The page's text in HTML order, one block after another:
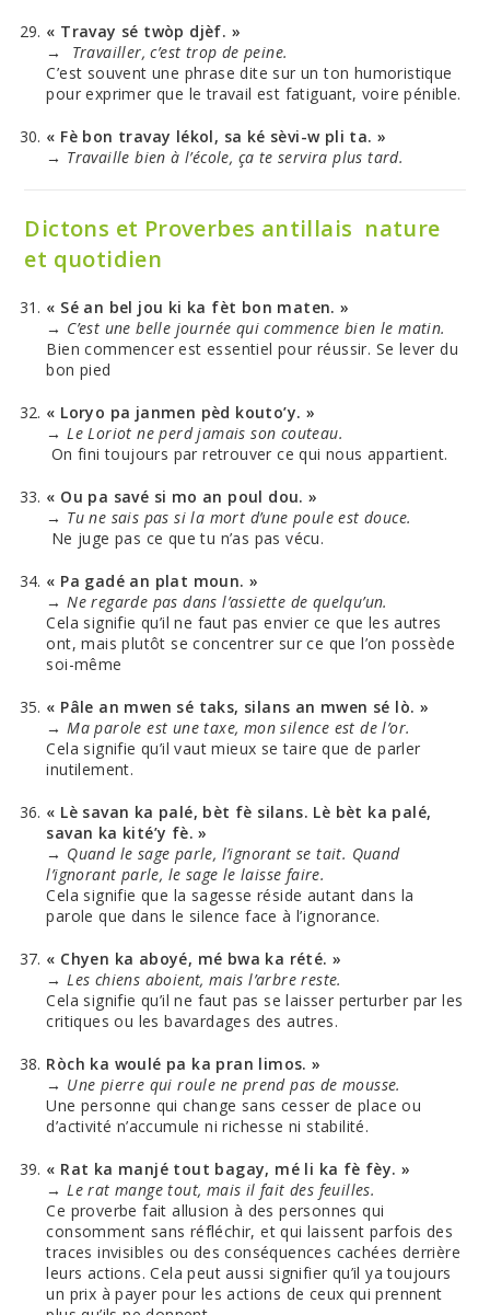
« Travay sé twòp djèf. »
→ Travailler, c’est trop de peine.
C’est souvent une phrase dite sur un ton humoristique
pour exprimer que le travail est fatiguant, voire pénible.
« Fè bon travay lékol, sa ké sèvi-w pli ta. »
→ Travaille bien à l’école, ça te servira plus tard.
Dictons et Proverbes antillais nature
et quotidien
« Sé an bel jou ki ka fèt bon maten. »
→ C’est une belle journée qui commence bien le matin.
Bien commencer est essentiel pour réussir. Se lever du
bon pied
« Loryo pa janmen pèd kouto’y. »
→ Le Loriot ne perd jamais son couteau.
On fini toujours par retrouver ce qui nous appartient.
« Ou pa savé si mo an poul dou. »
→ Tu ne sais pas si la mort d’une poule est douce.
Ne juge pas ce que tu n’as pas vécu.
« Pa gadé an plat moun. »
→ Ne regarde pas dans l’assiette de quelqu’un.
Cela signifie qu’il ne faut pas envier ce que les autres
ont, mais plutôt se concentrer sur ce que l’on possède
soi-même
« Pâle an mwen sé taks, silans an mwen sé lò. »
→ Ma parole est une taxe, mon silence est de l’or.
Cela signifie qu’il vaut mieux se taire que de parler
inutilement.
« Lè savan ka palé, bèt fè silans. Lè bèt ka palé,
savan ka kité’y fè. »
→ Quand le sage parle, l’ignorant se tait. Quand
l’ignorant parle, le sage le laisse faire.
Cela signifie que la sagesse réside autant dans la
parole que dans le silence face à l’ignorance.
« Chyen ka aboyé, mé bwa ka rété. »
→ Les chiens aboient, mais l’arbre reste.
Cela signifie qu’il ne faut pas se laisser perturber par les
critiques ou les bavardages des autres.
Ròch ka woulé pa ka pran limos. »
→ Une pierre qui roule ne prend pas de mousse.
Une personne qui change sans cesser de place ou
d’activité n’accumule ni richesse ni stabilité.
« Rat ka manjé tout bagay, mé li ka fè fèy. »
→ Le rat mange tout, mais il fait des feuilles.
Ce proverbe fait allusion à des personnes qui
consomment sans réfléchir, et qui laissent parfois des
traces invisibles ou des conséquences cachées derrière
leurs actions. Cela peut aussi signifier qu’il ya toujours
un prix à payer pour les actions de ceux qui prennent